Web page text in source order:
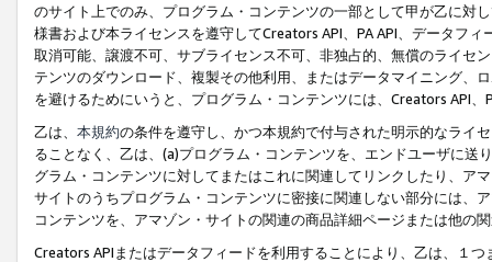
のサイト上でのみ、プログラム・コンテンツの一部として甲が乙に対
様書および本ライセンスを遵守してCreators API、PA API、データフ
取消可能、譲渡不可、サブライセンス不可、非独占的、無償のライセ
テンツのダウンロード、複製その他利用、またはデータマイニング、
を避けるためにいうと、プログラム・コンテンツには、Creators API
乙は、 本規約の条件を遵守し、かつ本規約で付与された明示的なライ
ることなく、乙は、(a)プログラム・コンテンツを、エンドユーザに
グラム・コンテンツに対してまたはこれに関連してリンクしたり、ア
サイトのうちプログラム・コンテンツに密接に関連しない部分には、
コンテンツを、アマゾン・サイトの関連の商品詳細ページまたは他の
Creators APIまたはデータフィードを利用することにより、乙は、１